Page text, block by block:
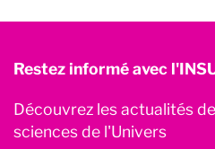
Restez informé avec
Découvrez les actualités
sciences de l'Univers